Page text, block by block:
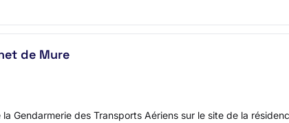
de Mure
des Transports Aériens sur le site de la